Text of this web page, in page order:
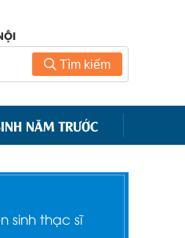
Tìm kiếm
NĂM TRƯỚC
sinh thạc sĩ